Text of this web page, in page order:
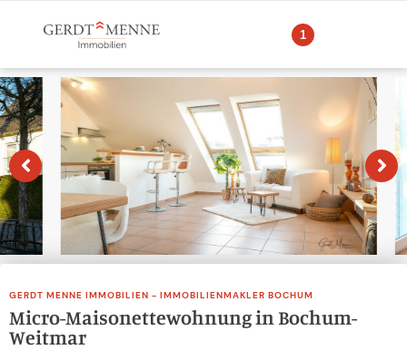
1
GERDT MENNE IMMOBILIEN - IMMOBILIENMAKLER BOCHUM
Micro-Maisonettewohnung in Bochum-
Weitmar